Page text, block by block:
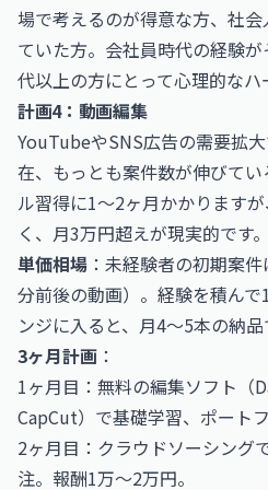
場で考えるのが得意な方、社
ていた方。会社員時代の経験
代以上の方にとって心理的なハ
計画4：動画編集
YouTubeやSNS広告の需要拡
在、もっとも案件数が伸びて
ル習得に1〜2ヶ月かかります
く、月3万円超えが現実的です。
単価相場 ：未経験者の初期案
分前後の動画）。経験を積ん
ンジに入ると、月4〜5本の納品
3ヶ月計画 ：
1ヶ月目：無料の編集ソフト（
CapCut）で基礎学習、ポート
2ヶ月目：クラウドソーシング
注。報酬1万〜2万円。